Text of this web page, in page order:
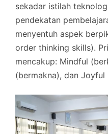
sekadar istilah
pendekatan
menyentuh aspek
order thinking skills).
mencakup: Mindful
(bermakna), dan Joyful